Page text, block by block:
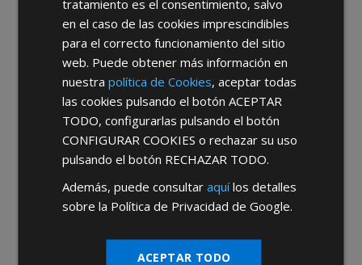
acompaña cada operación para garantizar que el
cliente reciba exactamente lo que necesita, con la
rapidez y confianza que nos caracteriza.
Tu mejor opción de mayorista de
sacabocados con AFT
En AFT trabajamos para consolidarnos como **tu
mejor opción de mayorista de sacabocados**,
gracias a una oferta especializada, un servicio ágil
y productos de máxima calidad. Nos destacamos
como proveedor de sacabocados por nuestra
experiencia, por la atención a los detalles técnicos
adaptarnos a las necesidades del cliente
tratamiento es el consentimiento, salvo
en el caso de las cookies imprescindibles
para el correcto funcionamiento del sitio
web. Puede obtener más información en
nuestrapolítica de Cookies, aceptar todas
las cookies pulsando el botónACEPTAR
TODO, configurarlas pulsando el botón
CONFIGURAR COOKIES o rechazar su uso
pulsando el botón RECHAZAR TODO.
Además, puede consultaraquílos detalles
sobre la Política de Privacidad de Google.
ACEPTAR TODO